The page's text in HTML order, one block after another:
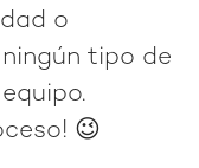
o
tipo de
😉